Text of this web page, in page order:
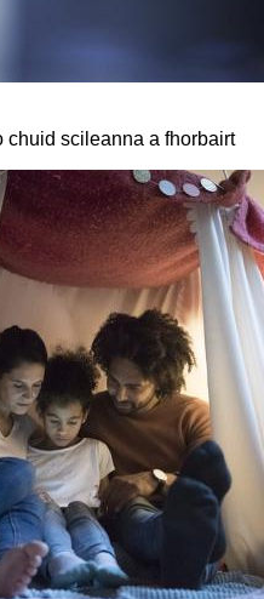
chuid scileanna a fhorbairt